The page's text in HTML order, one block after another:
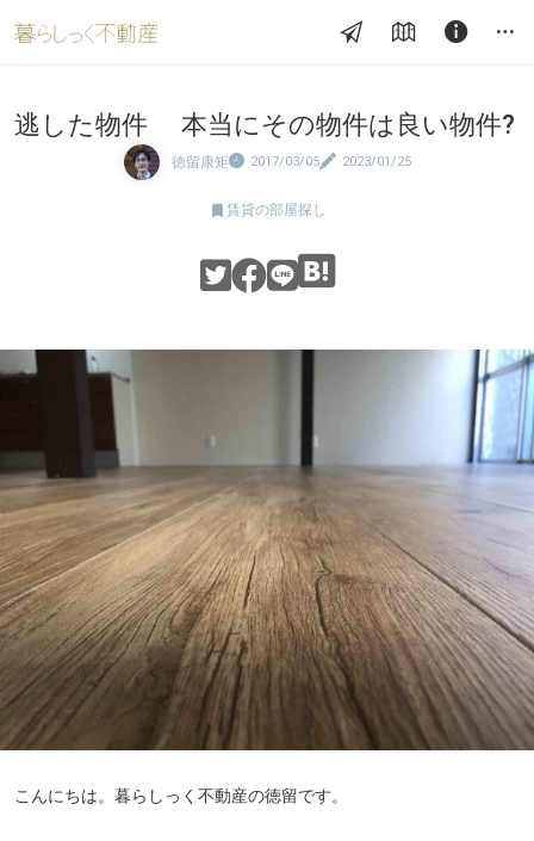
逃した物件 本当にその物件は良い物件?
徳留康矩 2017/03/05 2023/01/25
 賃貸の部屋探し
こんにちは。暮らしっく不動産の徳留です。